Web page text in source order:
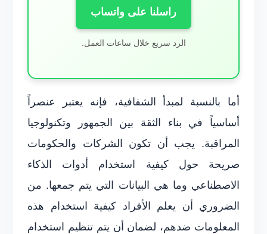
راسلنا على واتساب
الرد سريع خلال ساعات العمل.
أما بالنسبة لمبدأ الشفافية، فإنه يعتبر عنصراً
أساسياً في بناء الثقة بين الجمهور وتكنولوجيا
المراقبة. يجب أن تكون الشركات والحكومات
صريحة حول كيفية استخدام أدوات الذكاء
الاصطناعي وما هي البيانات التي يتم جمعها. من
الضروري أن يعلم الأفراد كيفية استخدام هذه
المعلومات ضدهم، لضمان أن يتم تنظيم استخدام